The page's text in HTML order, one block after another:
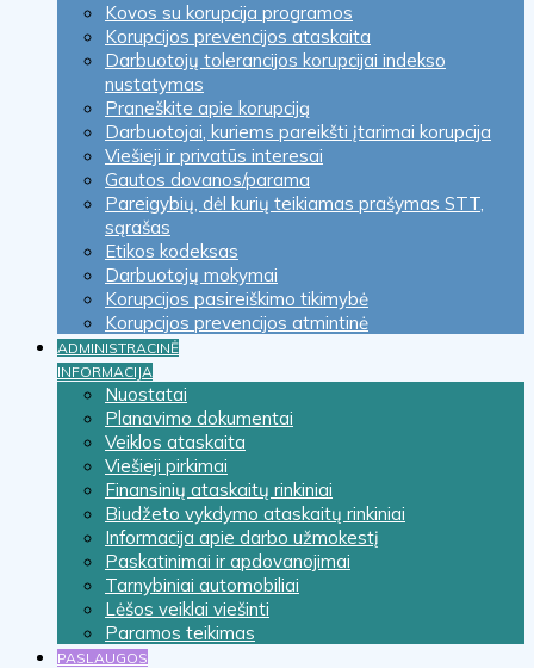
Kovos su korupcija programos
Korupcijos prevencijos ataskaita
Darbuotojų tolerancijos korupcijai indekso
nustatymas
Praneškite apie korupciją
Darbuotojai, kuriems pareikšti įtarimai korupcija
Viešieji ir privatūs interesai
Gautos dovanos/parama
Pareigybių, dėl kurių teikiamas prašymas STT,
sąrašas
Etikos kodeksas
Darbuotojų mokymai
Korupcijos pasireiškimo tikimybė
Korupcijos prevencijos atmintinė
ADMINISTRACINĖ
INFORMACIJA
Nuostatai
Planavimo dokumentai
Veiklos ataskaita
Viešieji pirkimai
Finansinių ataskaitų rinkiniai
Biudžeto vykdymo ataskaitų rinkiniai
Informacija apie darbo užmokestį
Paskatinimai ir apdovanojimai
Tarnybiniai automobiliai
Lėšos veiklai viešinti
Paramos teikimas
PASLAUGOS